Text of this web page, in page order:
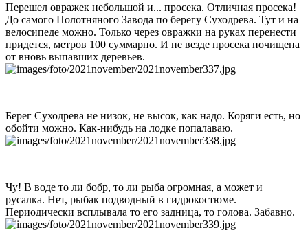
Перешел овражек небольшой и... просека. Отличная просека!
До самого Полотняного Завода по берегу Суходрева. Тут и на
велосипеде можно. Только через овражки на руках перенести
придется, метров 100 суммарно. И не везде просека почищена
от вновь выпавших деревьев.
Берег Суходрева не низок, не высок, как надо. Коряги есть, но
обойти можно. Как-нибудь на лодке попалаваю.
Чу! В воде то ли бобр, то ли рыба огромная, а может и
русалка. Нет, рыбак подводный в гидрокостюме.
Периодически всплывала то его задница, то голова. Забавно.